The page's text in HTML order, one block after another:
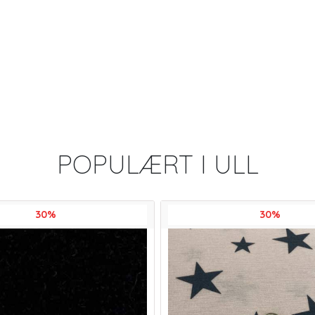
POPULÆRT I ULL
30% 30%